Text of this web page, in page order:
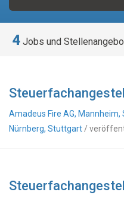
4 Jobs und
Amadeus Fire AG,
Nürnberg, Stuttgart /